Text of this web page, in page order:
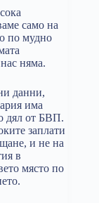
само на
по мудно
няма.
данни,
има
дял от БВП.
заплати
и не на
в
място по